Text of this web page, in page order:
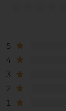
5
4
3
2
1